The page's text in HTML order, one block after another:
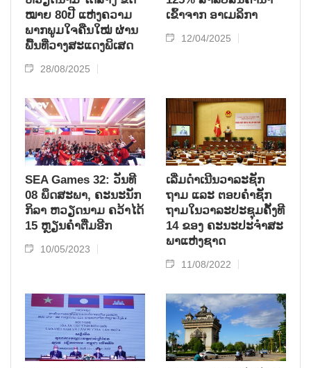
ໝາຍ 80ປີ ແຫ່ງຄວາມ
ພາກພູມໃຈຄືນໃໝ່ ຜ່ານ
ພື້ນທີ່ວາງສະແດງພິເສດ
28/08/2025
ເຂົ້າຈາກ ອາເມລິກາ
12/04/2025
SEA Games 32: ວັນທີ
08 ພຶດສະພາ, ຄະນະນັກ
ກິລາ ຫວຽດນາມ ຄວ້າໄດ້
15 ຫຼຽນຄຳຕື່ມອີກ
10/05/2023
ເລີ່ມ​ດຳ​ເນີນ​ວາ​ລະ​ຊັກ​
ຖາມ ແລະ ຕອບ​ຄຳ​ຊັກ​
ຖາມ​ໃນ​ວາ​ລະ​ປະ​ຊຸມ​ຄັ້ງ​ທີ
14 ຂອງ ຄະ​ນະ​ປະ​ຈຳ​ສະ​
ພາ​ແຫ່ງ​ຊາດ
11/08/2022